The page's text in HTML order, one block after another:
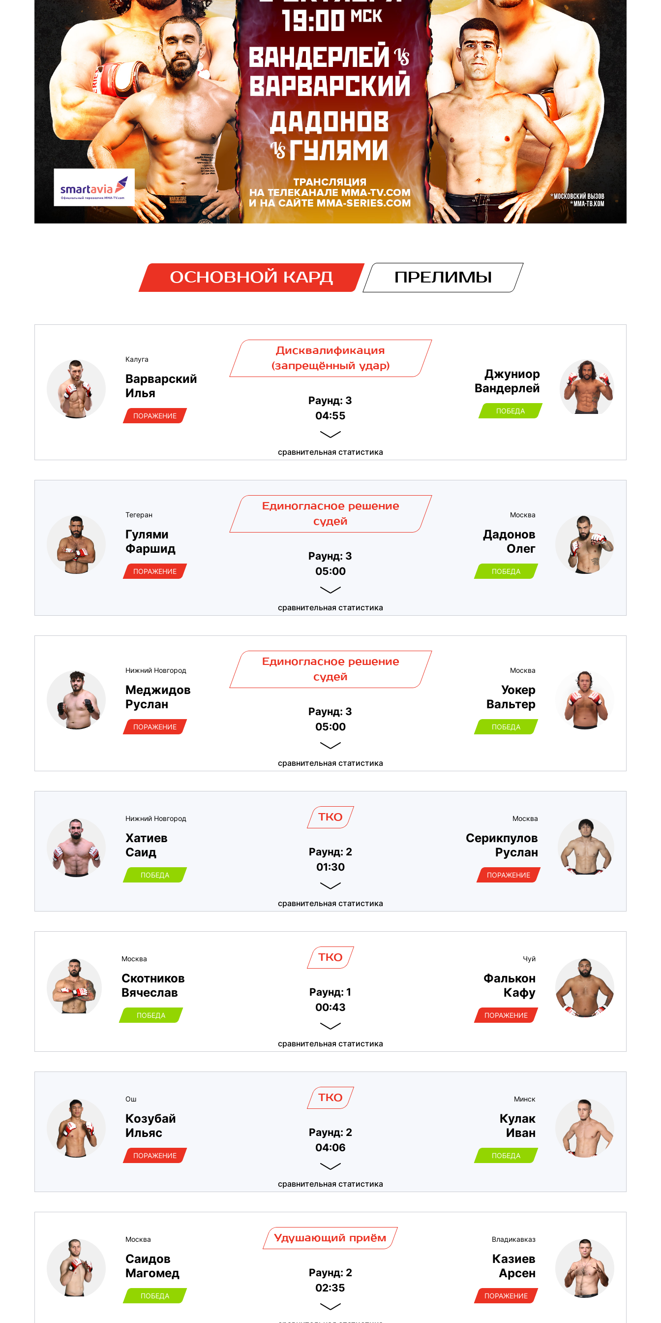
ОСНОВНОЙ КАРД ПРЕЛИМЫ
Калуга
Варварский
Илья
ПОРАЖЕНИЕ
Дисквалификация
(запрещённый удар)
Раунд: 3
04:55
Джуниор
Вандерлей
ПОБЕДА
сравнительная статистика
Тегеран
Гулями
Фаршид
ПОРАЖЕНИЕ
Единогласное решение
судей
Раунд: 3
05:00
Москва
Дадонов
Олег
ПОБЕДА
сравнительная статистика
Нижний Новгород
Меджидов
Руслан
ПОРАЖЕНИЕ
Единогласное решение
судей
Раунд: 3
05:00
Москва
Уокер
Вальтер
ПОБЕДА
сравнительная статистика
Нижний Новгород
Хатиев
Саид
ПОБЕДА
TKO
Раунд: 2
01:30
Москва
Серикпулов
Руслан
ПОРАЖЕНИЕ
сравнительная статистика
Москва
Скотников
Вячеслав
ПОБЕДА
TKO
Раунд: 1
00:43
Чуй
Фалькон
Кафу
ПОРАЖЕНИЕ
сравнительная статистика
Ош
Козубай
Ильяс
ПОРАЖЕНИЕ
TKO
Раунд: 2
04:06
Минск
Кулак
Иван
ПОБЕДА
сравнительная статистика
Москва
Саидов
Магомед
ПОБЕДА
Удушающий приём
Раунд: 2
02:35
Владикавказ
Казиев
Арсен
ПОРАЖЕНИЕ